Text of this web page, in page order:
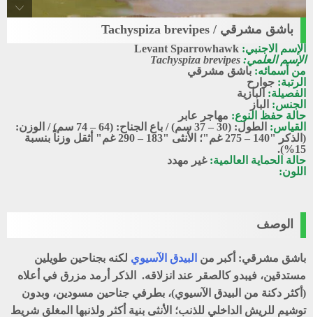
Levant_sparrowhawk
باشق مشرقي / Tachyspiza brevipes
الإسم الاجنبي: Levant Sparrowhawk
الإسم العلمي: Tachyspiza brevipes
من أسمائه: باشق مشرقي
الرتبة: جوارح
الفصيلة: البازية
الجنس: الباز
حالة حفظ النوع: مهاجر عابر
القياس:
الطول: (30 – 37 سم) / باع الجناح: (64 – 74 سم) / الوزن:
(الذكر "140 – 275 غم"؛ الأنثى "183 – 290 غم" أثقل وزناً بنسبة
15%).
حالة الحماية العالمية:غير مهدد
اللون:
الوصف
باشق مشرقي: أكبر من البيدق الآسيوي لكنه بجناحين طويلين
مستدقين، فيبدو كالصقر عند انزلاقه. الذكر أرمد مزرق في أعلاه
(أكثر دكنة من البيدق الآسيوي)، بطرفي جناحين مسودين، وبدون
توشيم للريش الداخلي للذنب؛ الأنثى بنية أكثر ولذنبها المغلق شريط